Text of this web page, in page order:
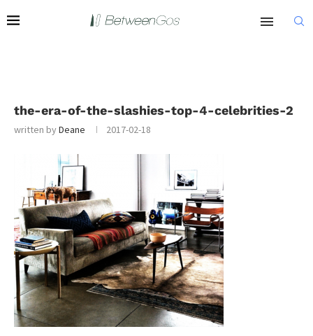
the-era-of-the-slashies-top-4-celebrities-2
written byDeane 2017-02-18